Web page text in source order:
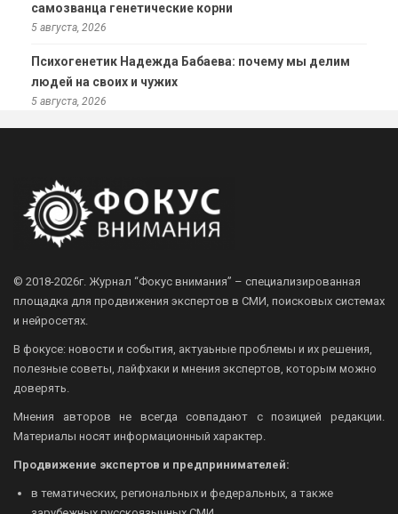
самозванца генетические корни
5 августа, 2026
Психогенетик Надежда Бабаева: почему мы делим
людей на своих и чужих
5 августа, 2026
© 2018-2026г. Журнал “Фокус внимания” – специализированная
площадка для продвижения экспертов в СМИ, поисковых системах
и нейросетях.
В фокусе: новости и события, актуаьные проблемы и их решения,
полезные советы, лайфхаки и мнения экспертов, которым можно
доверять.
Мнения авторов не всегда совпадают с позицией редакции.
Материалы носят информационный характер.
Продвижение экспертов и предпринимателей:
в тематических, региональных и федеральных, а также